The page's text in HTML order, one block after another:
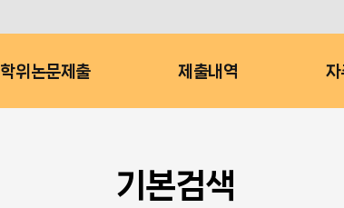
학위논문제출 제출내역 자
기본검색